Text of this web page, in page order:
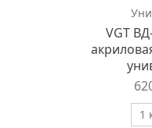
VGT
1